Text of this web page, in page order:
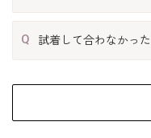
Q 試着して合わなかっ